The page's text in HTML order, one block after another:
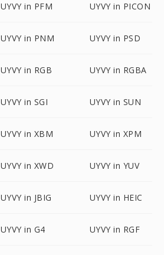
UYVY in PFM UYVY in PICON
UYVY in PNM UYVY in PSD
UYVY in RGB UYVY in RGBA
UYVY in SGI UYVY in SUN
UYVY in XBM UYVY in XPM
UYVY in XWD UYVY in YUV
UYVY in JBIG UYVY in HEIC
UYVY in G4 UYVY in RGF